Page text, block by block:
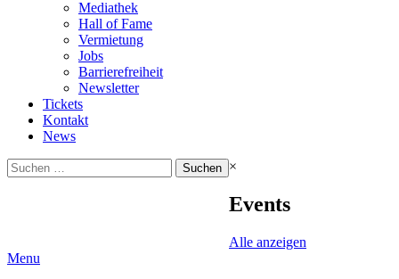
Mediathek
Hall of Fame
Vermietung
Jobs
Barrierefreiheit
Newsletter
Tickets
Kontakt
News
Suchen
nach:
×
Events
Alle anzeigen
Menu